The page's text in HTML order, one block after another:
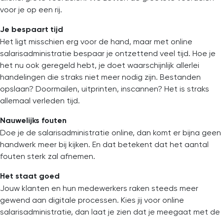
voor je op een rij.
Je bespaart tijd
Het ligt misschien erg voor de hand, maar met online
salarisadministratie bespaar je ontzettend veel tijd. Hoe je
het nu ook geregeld hebt, je doet waarschijnlijk allerlei
handelingen die straks niet meer nodig zijn. Bestanden
opslaan? Doormailen, uitprinten, inscannen? Het is straks
allemaal verleden tijd.
Nauwelijks fouten
Doe je de salarisadministratie online, dan komt er bijna geen
handwerk meer bij kijken. En dat betekent dat het aantal
fouten sterk zal afnemen.
Het staat goed
Jouw klanten en hun medewerkers raken steeds meer
gewend aan digitale processen. Kies jij voor online
salarisadministratie, dan laat je zien dat je meegaat met de